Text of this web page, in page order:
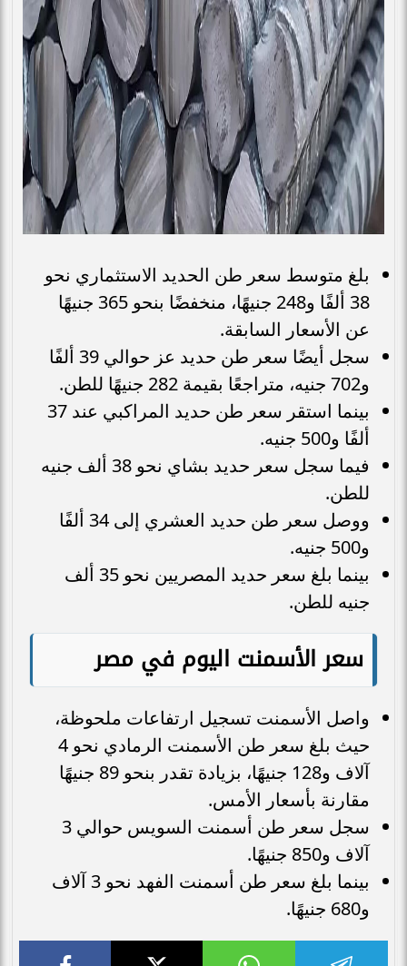
بلغ متوسط سعر طن الحديد الاستثماري نحو
38 ألفًا و248 جنيهًا، منخفضًا بنحو 365 جنيهًا
عن الأسعار السابقة.
سجل أيضًا سعر طن حديد عز حوالي 39 ألفًا
و702 جنيه، متراجعًا بقيمة 282 جنيهًا للطن.
بينما استقر سعر طن حديد المراكبي عند 37
ألفًا و500 جنيه.
فيما سجل سعر حديد بشاي نحو 38 ألف جنيه
للطن.
ووصل سعر طن حديد العشري إلى 34 ألفًا
و500 جنيه.
بينما بلغ سعر حديد المصريين نحو 35 ألف
جنيه للطن.
سعر الأسمنت اليوم في مصر
واصل الأسمنت تسجيل ارتفاعات ملحوظة،
حيث بلغ سعر طن الأسمنت الرمادي نحو 4
آلاف و128 جنيهًا، بزيادة تقدر بنحو 89 جنيهًا
مقارنة بأسعار الأمس.
سجل سعر طن أسمنت السويس حوالي 3
آلاف و850 جنيهًا.
بينما بلغ سعر طن أسمنت الفهد نحو 3 آلاف
و680 جنيهًا.